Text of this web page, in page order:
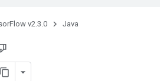
v2.3.0 Java